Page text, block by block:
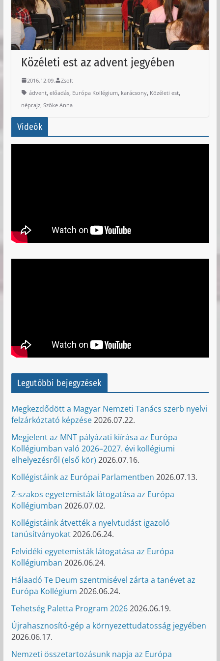
Közéleti est az advent jegyében
2016.12.09.
Zsolt
ádvent, előadás, Európa Kollégium, karácsony, Közéleti est,
néprajz, Szőke Anna
Videók
Legutóbbi bejegyzések
Megkezdődött a Magyar Nemzeti Tanács szerb nyelvi
felzárkóztató képzése2026.07.22.
Megjelent az MNT pályázati kiírása az Európa
Kollégiumban való 2026–2027. évi kollégiumi
elhelyezésről (első kör) 2026.07.16.
Kollégistáink az Európai Parlamentben 2026.07.13.
Z-szakos egyetemisták látogatása az Európa
Kollégiumban 2026.07.02.
Kollégistáink átvették a nyelvtudást igazoló
tanúsítványokat2026.06.24.
Felvidéki egyetemisták látogatása az Európa
Kollégiumban 2026.06.24.
Hálaadó Te Deum szentmisével zárta a tanévet az
Európa Kollégium 2026.06.24.
Tehetség Paletta Program 20262026.06.19.
Újrahasznosító-gép a környezettudatosság jegyében
2026.06.17.
Nemzeti összetartozásunk napja az Európa